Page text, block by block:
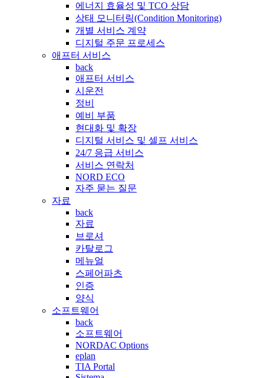
에너지 효율성 및 TCO 상담
상태 모니터링(Condition Monitoring)
개별 서비스 계약
디지털 주문 프로세스
애프터 서비스
back
애프터 서비스
시운전
정비
예비 부품
현대화 및 확장
디지털 서비스 및 셀프 서비스
24/7 응급 서비스
서비스 연락처
NORD ECO
자주 묻는 질문
자료
back
자료
브로셔
카탈로그
메뉴얼
스페어파츠
인증
양식
소프트웨어
back
소프트웨어
NORDAC Options
eplan
TIA Portal